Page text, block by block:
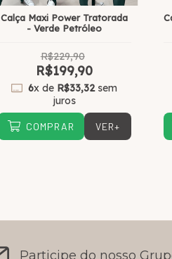
Calça Maxi Power Tratorada
- Verde Petróleo
R$229,90
R$199,90
6x de R$33,32sem
juros
COMPRAR VER+
Participe do nosso